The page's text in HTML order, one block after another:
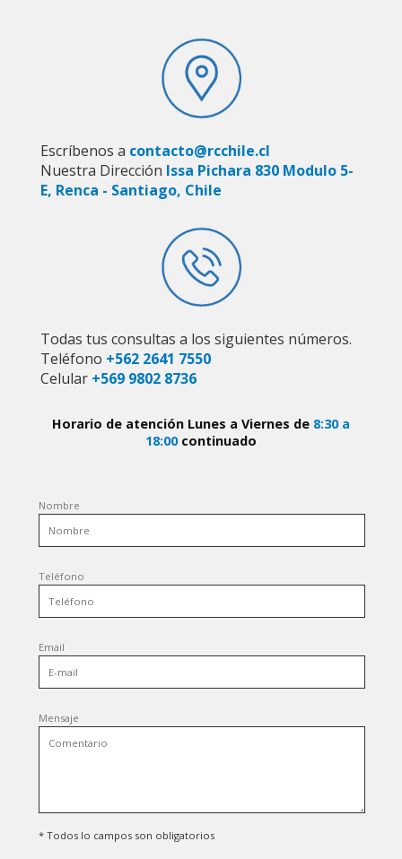
Escríbenos a contacto@rcchile.cl
Nuestra Dirección Issa Pichara 830 Modulo 5-
E, Renca - Santiago, Chile
Todas tus consultas a los siguientes números.
Teléfono +562 2641 7550
Celular +569 9802 8736
Horario de atención Lunes a Viernes de 8:30 a
18:00continuado
Nombre
Teléfono
Email
Mensaje
* Todos lo campos son obligatorios